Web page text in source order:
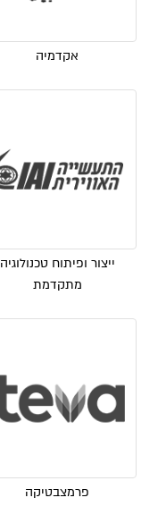
אקדמיה
ייצור ופיתוח טכנולוגיה
מתקדמת
פרמצבטיקה